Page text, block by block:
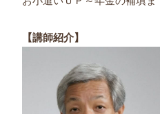
【講師紹介】